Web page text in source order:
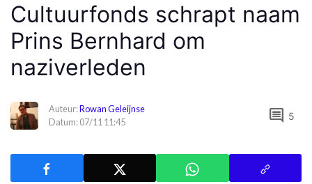
Cultuurfonds schrapt naam
Prins Bernhard om
naziverleden
Auteur:Rowan Geleijnse
Datum: 07/11 11:45
comment 5